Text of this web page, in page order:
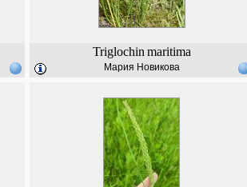
Triglochin maritima
Мария Новикова